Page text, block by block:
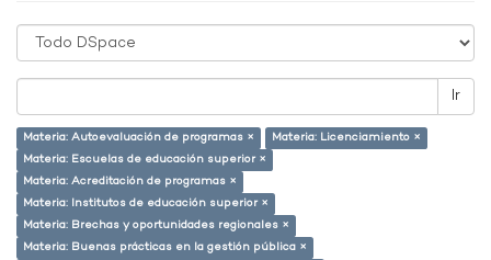
Ir
Materia: Autoevaluación de programas ×
Materia: Licenciamiento ×
Materia: Escuelas de educación superior ×
Materia: Acreditación de programas ×
Materia: Institutos de educación superior ×
Materia: Brechas y oportunidades regionales ×
Materia: Buenas prácticas en la gestión pública ×